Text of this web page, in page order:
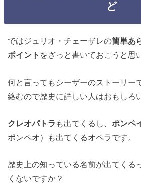
ど
ではジュリオ・チェーザレの簡単あ
ポイント をざっと書いておこうと思
何と言ってもシーザーのストーリー
絡むので歴史に詳しい人はおもしろ
クレオパトラ も出てくるし、ポンペ
ポンペオ）も出てくるオペラです。
歴史上の知っている名前が出てくる
くないですか？